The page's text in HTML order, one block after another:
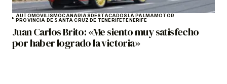
AUTOMOVILISMOCANARIASDESTACADOSLA PALMAMOTOR
PROVINCIA DE SANTA CRUZ DE TENERIFETENERIFE
Juan Carlos Brito: «Me siento muy satisfecho
por haber logrado la victoria»